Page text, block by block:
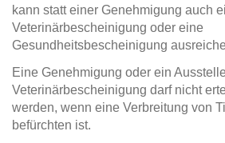
kann statt einer Genehmigung auch
Veterinärbescheinigung oder eine
Gesundheitsbescheinigung
Eine Genehmigung oder ein
Veterinärbescheinigung darf nicht
werden, wenn eine Verbreitung von
befürchten ist.